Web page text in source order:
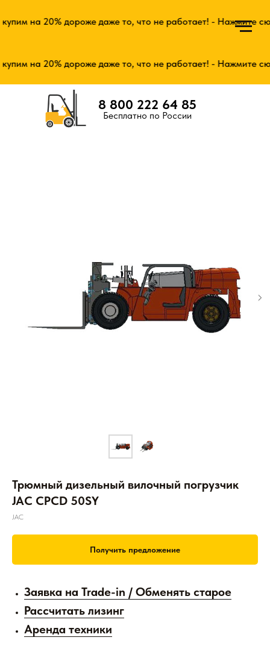
на 20% дороже даже то, что не работает! - Нажмите
на 20% дороже даже то, что не работает! - Нажмите
8 800 222 64 85
Бесплатно по России
Трюмный дизельный вилочный погрузчик
JAC CPCD 50SY
JAC
Получить предложение
Заявка на Trade-in / Обменять старое
Рассчитать лизинг
Аренда техники